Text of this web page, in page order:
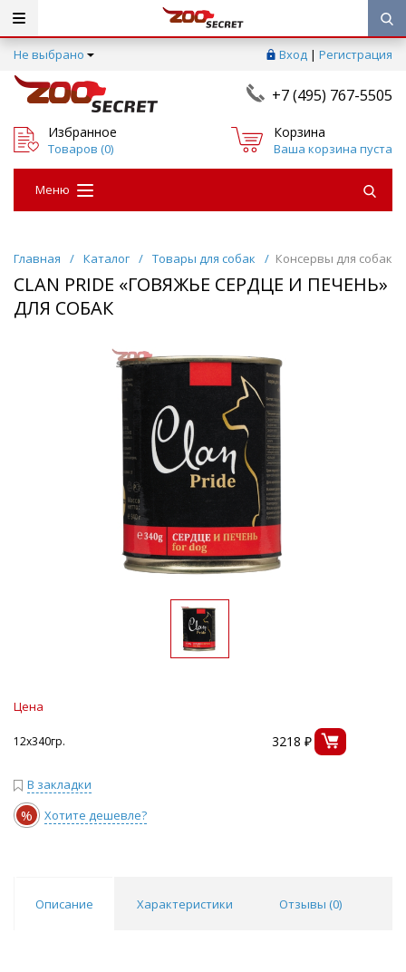
Не выбрано Вход | Регистрация
+7 (495) 767-5505
Избранное
Товаров (0)
Корзина
Ваша корзина пуста
Меню
Главная / Каталог / Товары для собак / Консервы для собак
CLAN PRIDE «ГОВЯЖЬЕ СЕРДЦЕ И ПЕЧЕНЬ»
ДЛЯ СОБАК
Цена
12х340гр. 3218 ₽
В закладки
% Хотите дешевле?
Описание Характеристики Отзывы (0)